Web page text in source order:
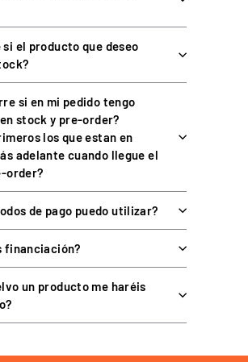
Pedal de embrague
Regresiva
37,8 a 77,1 mm
Acero 50 Cr V4
200 mm
Acero inoxidable 304, aluminio
si el producto que deseo
si en mi pedido tengo
stock y pre-order?
los que estan en
adelante cuando llegue el
order?
de pago puedo utilizar?
financiación?
un producto me haréis